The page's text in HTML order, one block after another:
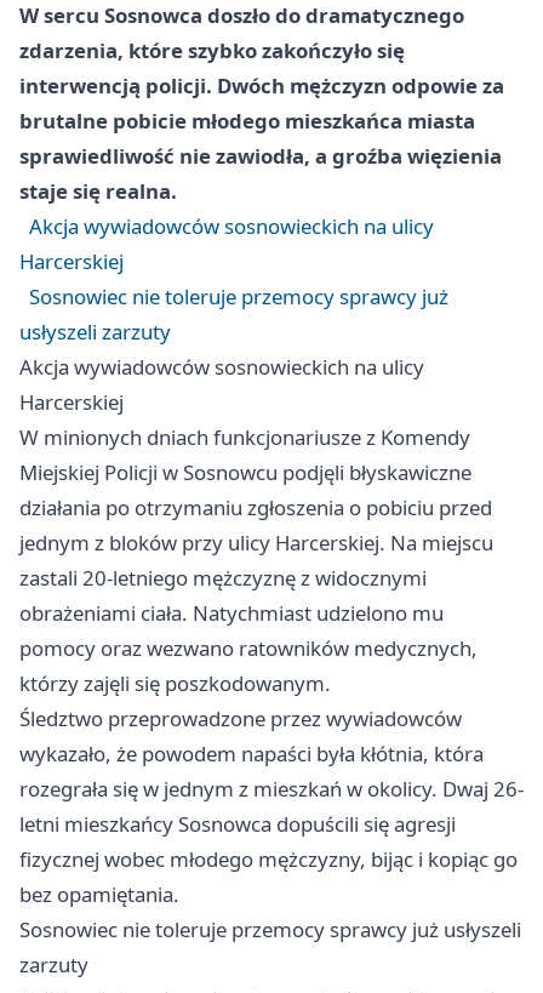
W sercu Sosnowca doszło do dramatycznego
zdarzenia, które szybko zakończyło się
interwencją policji. Dwóch mężczyzn odpowie za
brutalne pobicie młodego mieszkańca miasta
sprawiedliwość nie zawiodła, a groźba więzienia
staje się realna.
Akcja wywiadowców sosnowieckich na ulicy
Harcerskiej
Sosnowiec nie toleruje przemocy sprawcy już
usłyszeli zarzuty
Akcja wywiadowców sosnowieckich na ulicy
Harcerskiej
W minionych dniach funkcjonariusze z Komendy
Miejskiej Policji w Sosnowcu podjęli błyskawiczne
działania po otrzymaniu zgłoszenia o pobiciu przed
jednym z bloków przy ulicy Harcerskiej. Na miejscu
zastali 20-letniego mężczyznę z widocznymi
obrażeniami ciała. Natychmiast udzielono mu
pomocy oraz wezwano ratowników medycznych,
którzy zajęli się poszkodowanym.
Śledztwo przeprowadzone przez wywiadowców
wykazało, że powodem napaści była kłótnia, która
rozegrała się w jednym z mieszkań w okolicy. Dwaj 26-
letni mieszkańcy Sosnowca dopuścili się agresji
fizycznej wobec młodego mężczyzny, bijąc i kopiąc go
bez opamiętania.
Sosnowiec nie toleruje przemocy sprawcy już usłyszeli
zarzuty